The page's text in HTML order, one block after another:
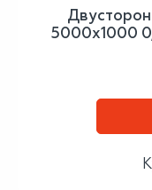
5000х1000